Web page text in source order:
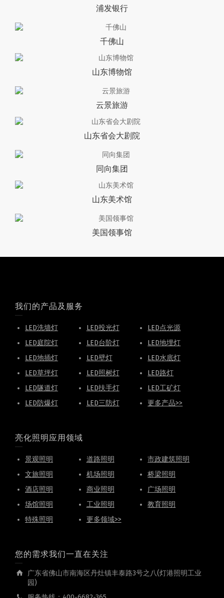
浦发银行
千佛山
山东博物馆
云景旅游
山东省会大剧院
同向集团
山东美术馆
美国领事馆
我们的产品及服务
LED洗墙灯 LED投光灯
LED点光源
LED庭院灯
LED台阶灯
LED地埋灯
LED地插灯
LED壁灯
LED水底灯
LED草坪灯
LED照树灯
LED路灯
LED隧道灯
LED扶手灯
LED工矿灯
LED防爆灯
LED三防灯 更多产品>>
亮化照明应用领域
景观照明 道路照明
市政建筑照明
文旅照明
机场照明
桥梁照明
酒店照明
商业照明
广场照明
场馆照明
工业照明
教育照明
特殊照明
更多领域>>
您的需求我们一直在关注
广东省佛山市南海区丹灶镇丰泰路3号之八(灯港照明工业
园)